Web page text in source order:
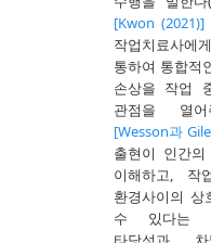
[Kwon (2021)]
작업치료사
통하여 통합적
손상을 작업
관점을 열
[Wesson과
출현이 인간
이해하고,
환경사이의 상
수 있다는